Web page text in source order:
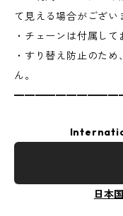
て見える場合がござい
・チェーンは付属して
・すり替え防止のた
ん。
日本